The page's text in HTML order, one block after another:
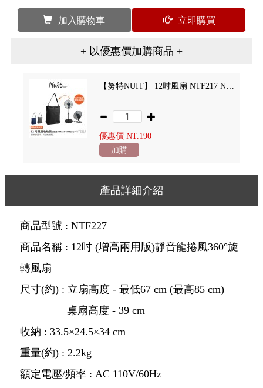
加入購物車 立即購買
+ 以優惠價加購商品 +
【努特NUIT】 12吋風扇 NTF217 NTF227專用收納袋 保護收納袋 收納袋 裝備袋 筒形攜行袋 NTE217
優惠價 NT. 190
加購
產品詳細介紹
商品型號 : NTF227
商品名稱 : 12吋 (增高兩用版)靜音龍捲風360°旋
轉風扇
尺寸(約) : 立扇高度 - 最低67 cm (最高85 cm)
桌扇高度 - 39 cm
收納 : 33.5×24.5×34 cm
重量(約) : 2.2kg
額定電壓/頻率 : AC 110V/60Hz